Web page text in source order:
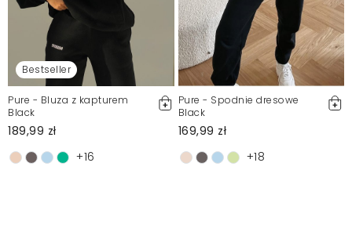
Bestseller
Pure - Bluza z kapturem
Black
189,99 zł
+16
Pure - Spodnie dresowe
Black
169,99 zł
+18